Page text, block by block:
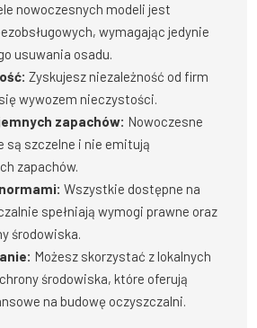
nowoczesnych modeli jest
wymagając jedynie
usuwania osadu.
Zyskujesz niezależność od firm
wywozem nieczystości.
zapachów: Nowoczesne
są szczelne i nie emitują
zapachów.
Wszystkie dostępne na
spełniają wymogi prawne oraz
środowiska.
Możesz skorzystać z lokalnych
środowiska, które oferują
na budowę oczyszczalni.